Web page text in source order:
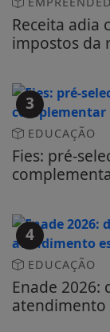
Receita adia
impostos da
3
EDUCAÇÃO
Fies: pré-
4
EDUCAÇÃO
Enade
atendimento